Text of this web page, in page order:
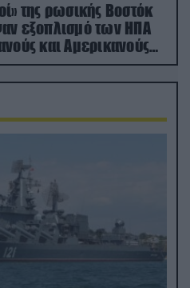
της ρωσικής Βοστόκ
εξοπλισμό των ΗΠΑ
και Αμερικανούς
– Δείτε βίντεο